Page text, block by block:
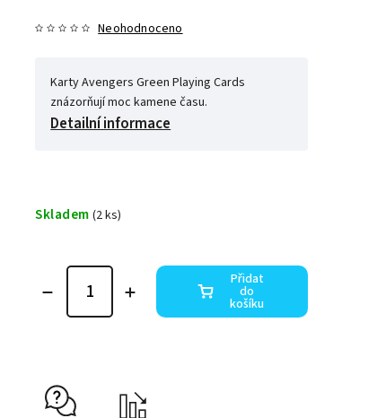
Neohodnoceno
Karty Avengers Green Playing Cards
znázorňují moc kamene času.
Detailní informace
Skladem (2 ks)
Přidat
do
košíku